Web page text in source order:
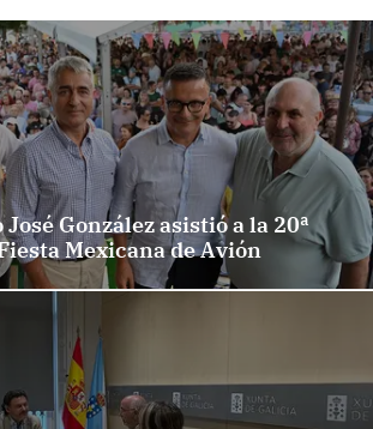
González asistió a la 20ª
Mexicana de Avión